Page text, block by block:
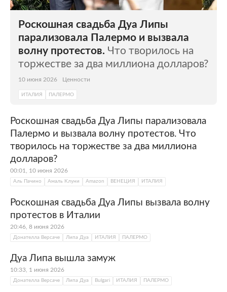
сих пор считается центром деятельности
итальянской мафии.
Роскошная свадьба Дуа Липы
парализовала Палермо и вызвала
волну протестов. Что творилось на
торжестве за два миллиона долларов?
10 июня 2026 Ценности
ИТАЛИЯ ПАЛЕРМО
Роскошная свадьба Дуа Липы парализовала
Палермо и вызвала волну протестов. Что
творилось на торжестве за два миллиона
долларов?
00:01, 10 июня 2026
Аль Пачино Амаль Клуни Amazon ВЕНЕЦИЯ ИТАЛИЯ
Роскошная свадьба Дуа Липы вызвала волну
протестов в Италии
20:46, 8 июня 2026
Донателла Версаче Липа Дуа ИТАЛИЯ ПАЛЕРМО
Дуа Липа вышла замуж
10:33, 1 июня 2026
Донателла Версаче Липа Дуа Bulgari ИТАЛИЯ ПАЛЕРМО